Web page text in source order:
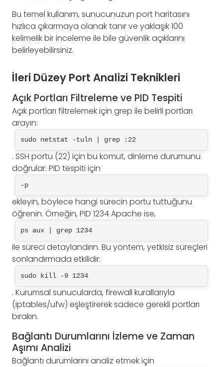
Bu temel kullanım, sunucunuzun port haritasını
hızlıca çıkarmaya olanak tanır ve yaklaşık 100
kelimelik bir inceleme ile bile güvenlik açıklarını
belirleyebilirsiniz.
İleri Düzey Port Analizi Teknikleri
Açık Portları Filtreleme ve PID Tespiti
Açık portları filtrelemek için grep ile belirli portları
arayın:
sudo netstat -tuln | grep :22
. SSH portu (22) için bu komut, dinleme durumunu
doğrular. PID tespiti için
-p
ekleyin, böylece hangi sürecin portu tuttuğunu
öğrenin. Örneğin, PID 1234 Apache ise,
ps aux | grep 1234
ile süreci detaylandırın. Bu yöntem, yetkisiz süreçleri
sonlandırmada etkilidir:
sudo kill -9 1234
. Kurumsal sunucularda, firewall kurallarıyla
(iptables/ufw) eşleştirerek sadece gerekli portları
bırakın.
Bağlantı Durumlarını İzleme ve Zaman
Aşımı Analizi
Bağlantı durumlarını analiz etmek için